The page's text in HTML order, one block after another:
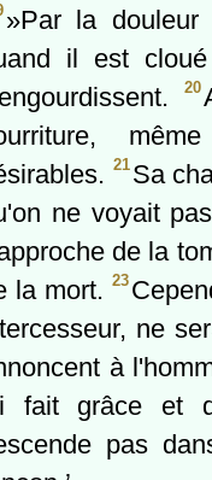
»Par la douleur
il est
20
21 Sa
ne voyait
de la
la mort. 23
ne
à
fait grâce et
pas